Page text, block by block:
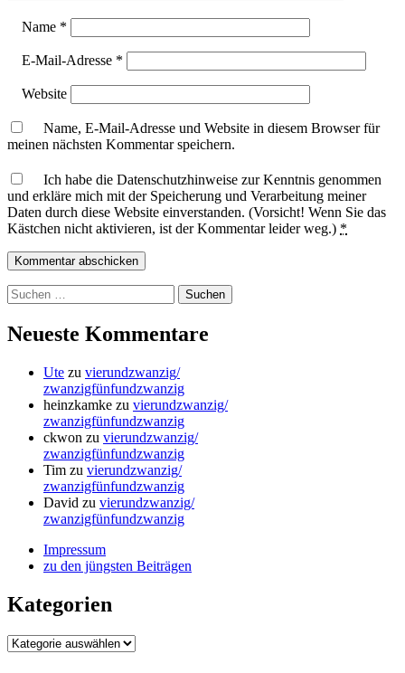
Name *
E-Mail-Adresse *
Website
Name, E-Mail-Adresse und Website in diesem Browser für
meinen nächsten Kommentar speichern.
Ich habe die Datenschutzhinweise zur Kenntnis genommen
und erkläre mich mit der Speicherung und Verarbeitung meiner
Daten durch diese Website einverstanden. (Vorsicht! Wenn Sie das
Kästchen nicht aktivieren, ist der Kommentar leider weg.) *
Suchen
nach:
Neueste Kommentare
Ute zu vierundzwanzig/
zwanzigfünfundzwanzig
heinzkamke zu vierundzwanzig/
zwanzigfünfundzwanzig
ckwon zu vierundzwanzig/
zwanzigfünfundzwanzig
Tim zu vierundzwanzig/
zwanzigfünfundzwanzig
David zu vierundzwanzig/
zwanzigfünfundzwanzig
Impressum
zu den jüngsten Beiträgen
Kategorien
Kategorien